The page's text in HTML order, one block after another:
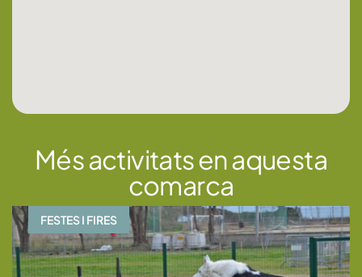
Més activitats en aquesta
comarca
FESTES I FIRES